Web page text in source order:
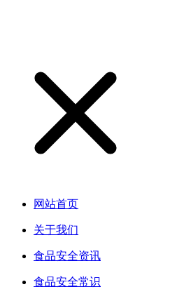
网站首页
关于我们
食品安全资讯
食品安全常识